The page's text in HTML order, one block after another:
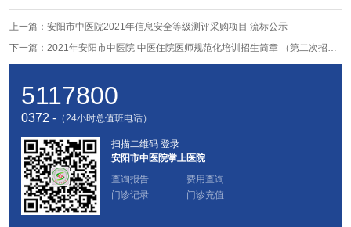
上一篇： 安阳市中医院2021年信息安全等级测评采购项目 流标公示
下一篇： 2021年安阳市中医院 中医住院医师规范化培训招生简章 （第二次招录通知）
5117800
0372 - （24小时总值班电话）
扫描二维码 登录
安阳市中医院掌上医院
查询报告
费用查询
门诊记录
门诊充值